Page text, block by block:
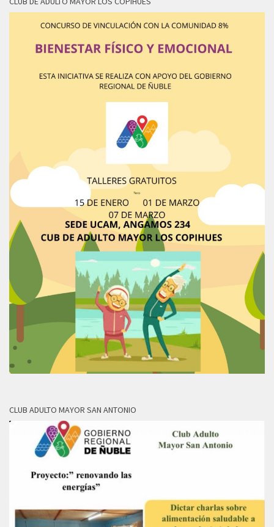
CLUB ADULTO MAYOR SAN ANTONIO